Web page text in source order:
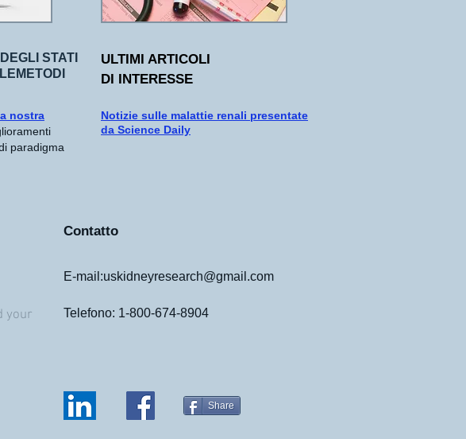
STATI
METODI
nostra
paradigma
ULTIMI ARTICOLI
DI INTERESSE
Notizie sulle malattie renali presentate
da Science Daily
your
Contatto
E-mail:uskidneyresearch@gmail.com
Telefono: 1-800-674-8904
Share